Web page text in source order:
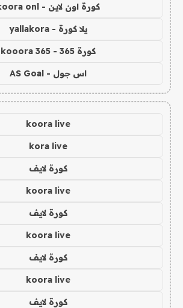
كورة اون لاين - koora onl
يلا كورة - yallakora
كورة 365 - kooora 365
اس جول - AS Goal
koora live
kora live
كورة لايف
koora live
كورة لايف
koora live
كورة لايف
koora live
كورة لايف